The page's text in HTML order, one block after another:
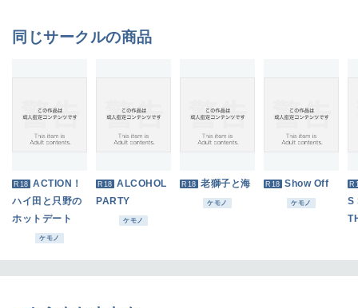
同じサークルの商品
R18 ACTION！
ハイ田と只野の
ホットデート
ケモノ
R18 ALCOHOL
PARTY
ケモノ
R18 老獅子と海
ケモノ
R18 Show Off
ケモノ
S